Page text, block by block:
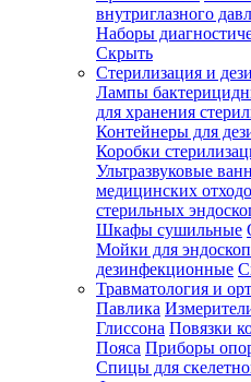
внутриглазного
Наборы
Скрыть
Стерилизация и
Лампы
для хранения
Контейнеры для
Коробки
Ультразвуковые
медицинских
стерильных
Шкафы сушильные
Мойки для
дезинфекционные
Травматология и
Павлика
Глиссона Повязки
Пояса Приборы
Спицы для